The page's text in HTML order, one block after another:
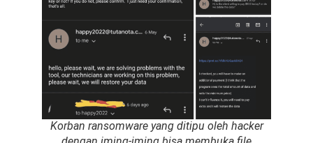
Korban ransomware yang ditipu oleh hacker